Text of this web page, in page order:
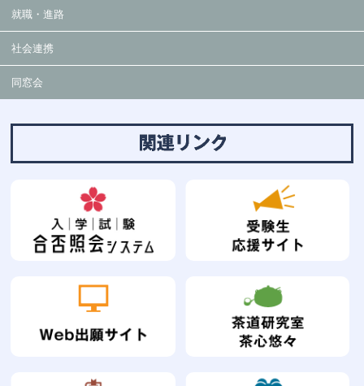
就職・進路
社会連携
同窓会